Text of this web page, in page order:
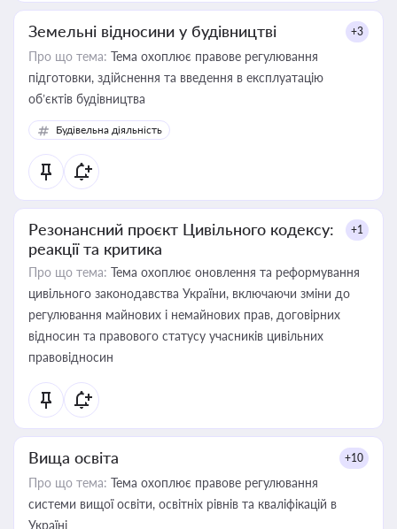
Земельні відносини у будівництві +3
Про що тема: Тема охоплює правове регулювання
підготовки, здійснення та введення в експлуатацію
об’єктів будівництва
Будівельна діяльність
Резонансний проєкт Цивільного кодексу:
реакції та критика
+1
Про що тема: Тема охоплює оновлення та реформування
цивільного законодавства України, включаючи зміни до
регулювання майнових і немайнових прав, договірних
відносин та правового статусу учасників цивільних
правовідносин
Вища освіта +10
Про що тема: Тема охоплює правове регулювання
системи вищої освіти, освітніх рівнів та кваліфікацій в
Україні